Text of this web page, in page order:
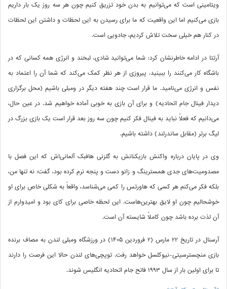
ویتامینی است که می‌توانیم به بدن خود تزریق کنیم چون هر سه روز یک بار داریم
بازی می‌کنیم اما این واقعیت که ما برای رسیدن به این لحظات و داشتن این لحظات
در کنار هم خیلی سخت تلاش کردیم، جادویی است.
آرتتا در ادامه خاطرنشان کرد: شما می‌توانید شادی، لبخند و انرژی همه کسانی که در
باشگاه کار می‌کنند را ببینید. پیروزی از هر نظر کمک می‌کند که شما آن را اعتماد به
نفس و انرژی می‌نامید. ما قرار است چند هفته دیگر در ومبلی باشیم (محل برگزاری
دیدار فینال جام اتحادیه) و برای آن بازی به خوبی آماده خواهیم شد. در عین حال،
می‌دانیم که فعلاً نباید به فینال فکر کنیم چون سه روز بعد قرار است یک بازی بزرگ در
لیگ برتر (مقابل ساندرلند) داشته باشیم.
وی در پایان درباره واکنش بازیکنانش به گلزنی هافبک آلمانی‌اش که این فصل با
مصدومیت‌های جدی همسترینگ و زانو دست و پنجه نرم کرده بود، گفت: نه تنها من،
بلکه فکر می‌کنم هر کسی که هاورتس را کمی می‌شناسد، واقعاً به شکلی خاص برای او
خوشحالیم چون او لایق بهترین‌هاست. این لحظه‌ خاصی برای کای بود و امیدوارم از
آن لذت برده باشد چون کاملاً شایسته‌ آن است.
آرسنال در تاریخ 22 مارس (2 فروردین 1405) در ورزشگاه ومبلی لندن به مصاف برنده
بازی منچسترسیتی-نیوکلسل خواهد رفت. توپچی‌های لندن حالا این فرصت را دارند
تا برای اولین بار از سال 1993 فاتح جام اتحادیه انگلیس شوند.